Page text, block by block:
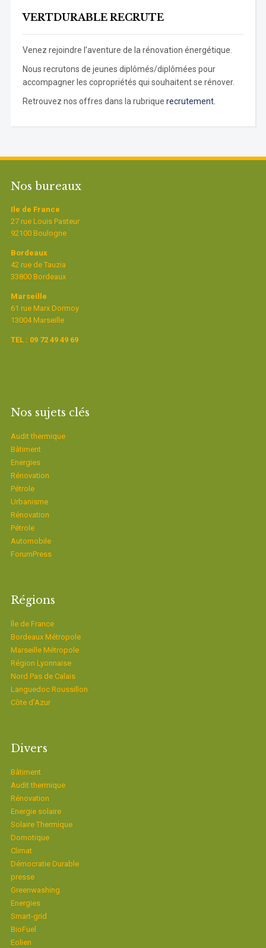
VERTDURABLE RECRUTE
Venez rejoindre l’aventure de la rénovation énergétique.
Nous recrutons de jeunes diplômés/diplômées pour
accompagner les copropriétés qui souhaitent se rénover.
Retrouvez nos offres dans la rubrique recrutement.
Nos bureaux
Ile de France
27 rue Louis Pasteur
92100 Boulogne
Bordeaux
42 rue de Tauzia
33800 Bordeaux
Marseille
61 rue Marx Dormoy
13004 Marseille
TEL : 09 72 49 49 69
Nos sujets clés
Audit thermique
Bâtiment
Energies
Rénovation
Pétrole
Urbanisme
Rénovation
Pétrole
Automobile
ForumPress
Régions
Ïle de France
Bordeaux Métropole
Marseille Métropole
Région Lyonnaise
Nord Pas de Calais
Languedoc Roussillon
Côte d’Azur
Divers
Bâtiment
Audit thermique
Rénovation
Energie solaire
Solaire Thermique
Domotique
Climat
Démocratie Durable
presse
Greenwashing
Energies
Smart-grid
BioFuel
Eolien